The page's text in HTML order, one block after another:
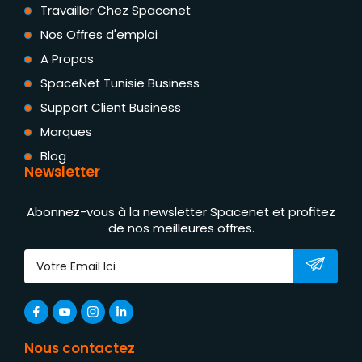
Travailler Chez Spacenet
Nos Offres d'emploi
A Propos
SpaceNet Tunisie Business
Support Client Business
Marques
Blog
Newsletter
Abonnez-vous à la newsletter Spacenet et profitez
de nos meilleures offres.
Nous contactez